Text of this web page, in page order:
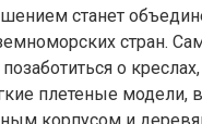
станет
стран.
о
плетеные